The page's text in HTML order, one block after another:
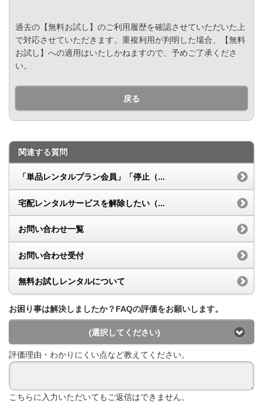
過去の【無料お試し】のご利用履歴を確認させていただいた上
で対応させていただきます。重複利用が判明した場合、【無料
お試し】への適用はいたしかねますので、予めご了承くださ
い。
戻る
関連する質問
「単品レンタルプラン会員」「停止（...
宅配レンタルサービスを解除したい（...
お問い合わせ一覧
お問い合わせ受付
無料お試しレンタルについて
お困り事は解決しましたか？FAQの評価をお願いします。
(選択してください)
評価理由・わかりにくい点など教えてください。
こちらに入力いただいてもご返信はできません。